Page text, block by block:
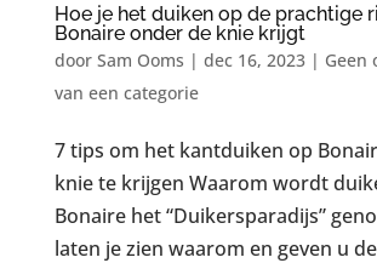
Hoe je het duiken op de prachtige
Bonaire onder de knie krijgt
door Sam Ooms | dec 16, 2023| Geen
van een categorie
7 tips om het kantduiken op
knie te krijgen Waarom wordt
Bonaire het “Duikersparadijs”
laten je zien waarom en geven u